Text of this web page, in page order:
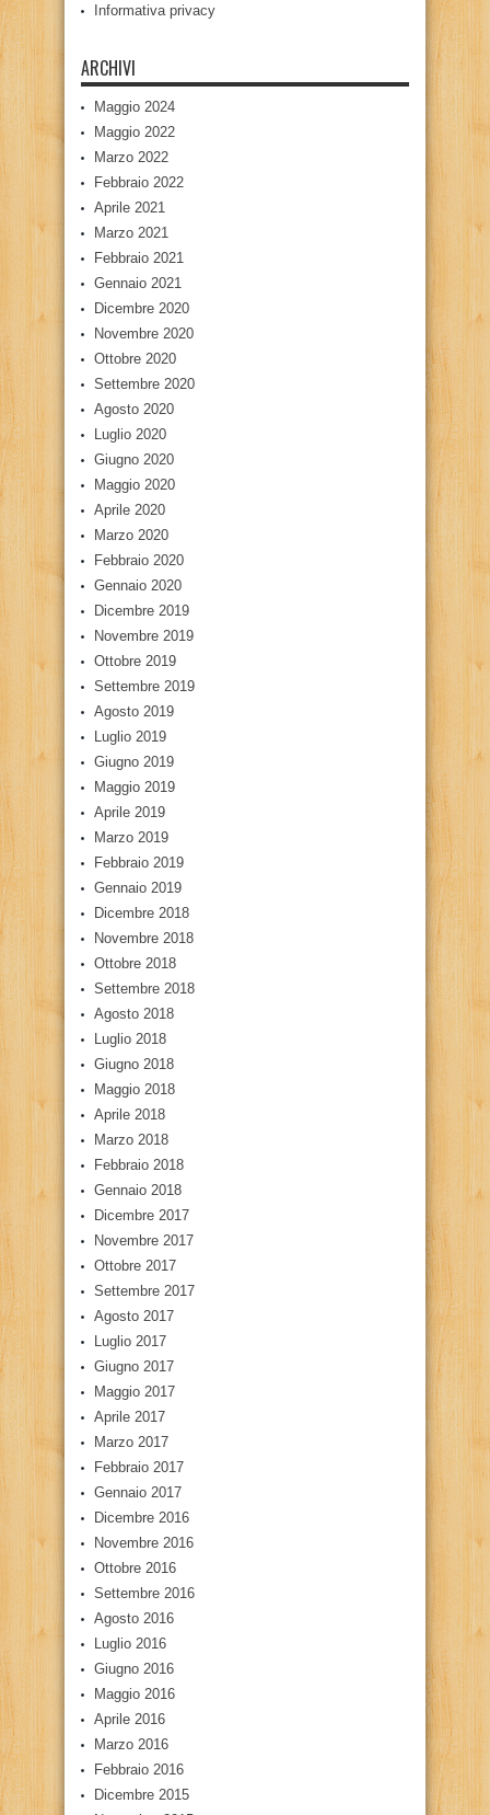
Informativa privacy
ARCHIVI
Maggio 2024
Maggio 2022
Marzo 2022
Febbraio 2022
Aprile 2021
Marzo 2021
Febbraio 2021
Gennaio 2021
Dicembre 2020
Novembre 2020
Ottobre 2020
Settembre 2020
Agosto 2020
Luglio 2020
Giugno 2020
Maggio 2020
Aprile 2020
Marzo 2020
Febbraio 2020
Gennaio 2020
Dicembre 2019
Novembre 2019
Ottobre 2019
Settembre 2019
Agosto 2019
Luglio 2019
Giugno 2019
Maggio 2019
Aprile 2019
Marzo 2019
Febbraio 2019
Gennaio 2019
Dicembre 2018
Novembre 2018
Ottobre 2018
Settembre 2018
Agosto 2018
Luglio 2018
Giugno 2018
Maggio 2018
Aprile 2018
Marzo 2018
Febbraio 2018
Gennaio 2018
Dicembre 2017
Novembre 2017
Ottobre 2017
Settembre 2017
Agosto 2017
Luglio 2017
Giugno 2017
Maggio 2017
Aprile 2017
Marzo 2017
Febbraio 2017
Gennaio 2017
Dicembre 2016
Novembre 2016
Ottobre 2016
Settembre 2016
Agosto 2016
Luglio 2016
Giugno 2016
Maggio 2016
Aprile 2016
Marzo 2016
Febbraio 2016
Dicembre 2015